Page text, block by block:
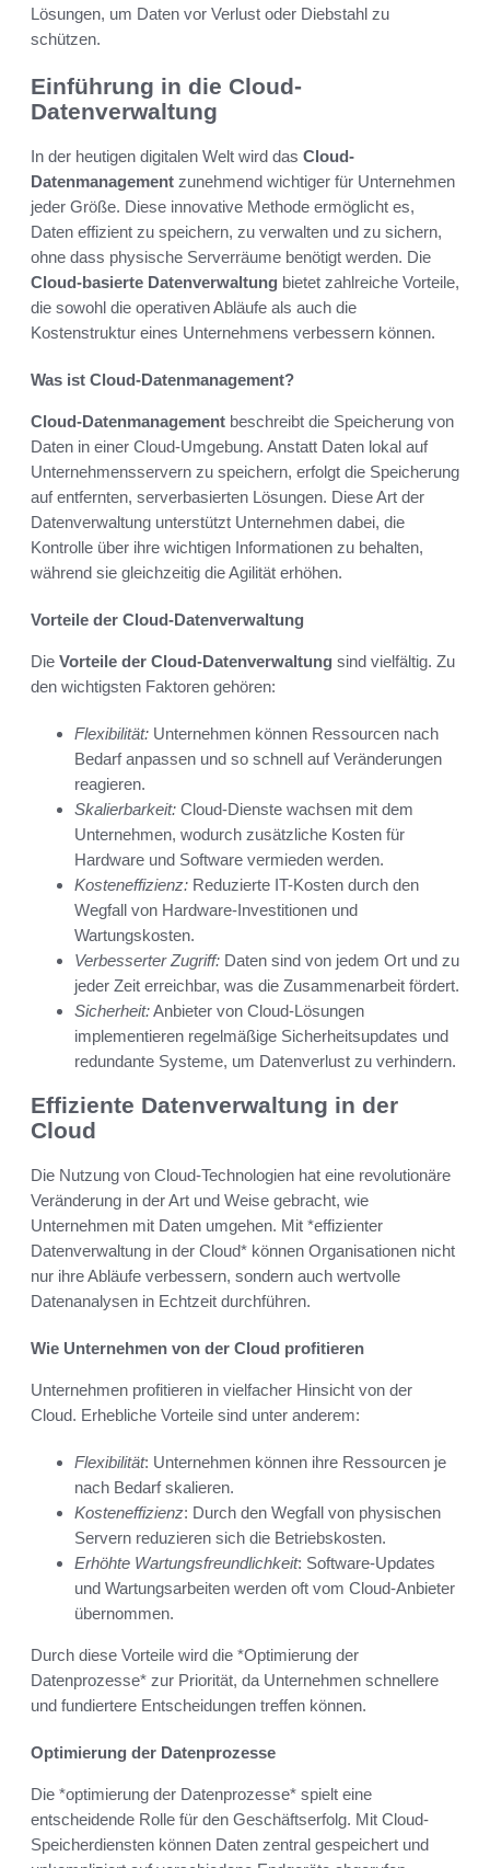
Lösungen, um Daten vor Verlust oder Diebstahl zu
schützen.
Einführung in die Cloud-
Datenverwaltung
In der heutigen digitalen Welt wird das Cloud-
Datenmanagement zunehmend wichtiger für Unternehmen
jeder Größe. Diese innovative Methode ermöglicht es,
Daten effizient zu speichern, zu verwalten und zu sichern,
ohne dass physische Serverräume benötigt werden. Die
Cloud-basierte Datenverwaltung bietet zahlreiche Vorteile,
die sowohl die operativen Abläufe als auch die
Kostenstruktur eines Unternehmens verbessern können.
Was ist Cloud-Datenmanagement?
Cloud-Datenmanagement beschreibt die Speicherung von
Daten in einer Cloud-Umgebung. Anstatt Daten lokal auf
Unternehmensservern zu speichern, erfolgt die Speicherung
auf entfernten, serverbasierten Lösungen. Diese Art der
Datenverwaltung unterstützt Unternehmen dabei, die
Kontrolle über ihre wichtigen Informationen zu behalten,
während sie gleichzeitig die Agilität erhöhen.
Vorteile der Cloud-Datenverwaltung
Die Vorteile der Cloud-Datenverwaltung sind vielfältig. Zu
den wichtigsten Faktoren gehören:
Flexibilität: Unternehmen können Ressourcen nach
Bedarf anpassen und so schnell auf Veränderungen
reagieren.
Skalierbarkeit: Cloud-Dienste wachsen mit dem
Unternehmen, wodurch zusätzliche Kosten für
Hardware und Software vermieden werden.
Kosteneffizienz: Reduzierte IT-Kosten durch den
Wegfall von Hardware-Investitionen und
Wartungskosten.
Verbesserter Zugriff: Daten sind von jedem Ort und zu
jeder Zeit erreichbar, was die Zusammenarbeit fördert.
Sicherheit:Anbieter von Cloud-Lösungen
implementieren regelmäßige Sicherheitsupdates und
redundante Systeme, um Datenverlust zu verhindern.
Effiziente Datenverwaltung in der
Cloud
Die Nutzung von Cloud-Technologien hat eine revolutionäre
Veränderung in der Art und Weise gebracht, wie
Unternehmen mit Daten umgehen. Mit *effizienter
Datenverwaltung in der Cloud* können Organisationen nicht
nur ihre Abläufe verbessern, sondern auch wertvolle
Datenanalysen in Echtzeit durchführen.
Wie Unternehmen von der Cloud profitieren
Unternehmen profitieren in vielfacher Hinsicht von der
Cloud. Erhebliche Vorteile sind unter anderem:
Flexibilität: Unternehmen können ihre Ressourcen je
nach Bedarf skalieren.
Kosteneffizienz: Durch den Wegfall von physischen
Servern reduzieren sich die Betriebskosten.
Erhöhte Wartungsfreundlichkeit: Software-Updates
und Wartungsarbeiten werden oft vom Cloud-Anbieter
übernommen.
Durch diese Vorteile wird die *Optimierung der
Datenprozesse* zur Priorität, da Unternehmen schnellere
und fundiertere Entscheidungen treffen können.
Optimierung der Datenprozesse
Die *optimierung der Datenprozesse* spielt eine
entscheidende Rolle für den Geschäftserfolg. Mit Cloud-
Speicherdiensten können Daten zentral gespeichert und